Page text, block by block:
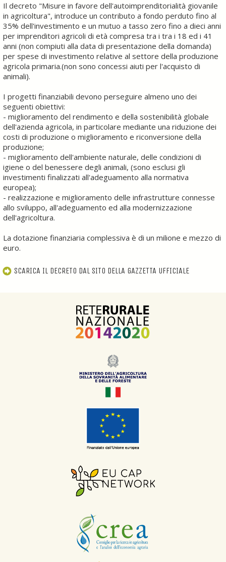
Il decreto "Misure in favore dell'autoimprenditorialità giovanile
in agricoltura", introduce un contributo a fondo perduto fino al
35% dell'investimento e un mutuo a tasso zero fino a dieci anni
per imprenditori agricoli di età compresa tra i tra i 18 ed i 41
anni (non compiuti alla data di presentazione della domanda)
per spese di investimento relative al settore della produzione
agricola primaria.(non sono concessi aiuti per l'acquisto di
animali).
I progetti finanziabili devono perseguire almeno uno dei
seguenti obiettivi:
- miglioramento del rendimento e della sostenibilità globale
dell'azienda agricola, in particolare mediante una riduzione dei
costi di produzione o miglioramento e riconversione della
produzione;
- miglioramento dell'ambiente naturale, delle condizioni di
igiene o del benessere degli animali, (sono esclusi gli
investimenti finalizzati all'adeguamento alla normativa
europea);
- realizzazione e miglioramento delle infrastrutture connesse
allo sviluppo, all'adeguamento ed alla modernizzazione
dell'agricoltura.
La dotazione finanziaria complessiva è di un milione e mezzo di
euro.
SCARICA IL DECRETO DAL SITO DELLA GAZZETTA UFFICIALE